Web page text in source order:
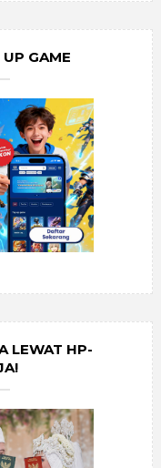
GAME
LEWAT HP-